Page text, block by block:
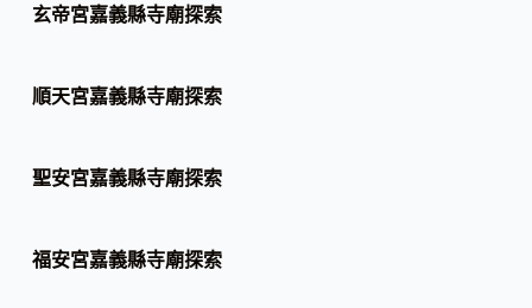
玄帝宮嘉義縣寺廟探索
順天宮嘉義縣寺廟探索
聖安宮嘉義縣寺廟探索
福安宮嘉義縣寺廟探索